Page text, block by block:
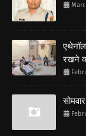
एथेनॉल
रखने